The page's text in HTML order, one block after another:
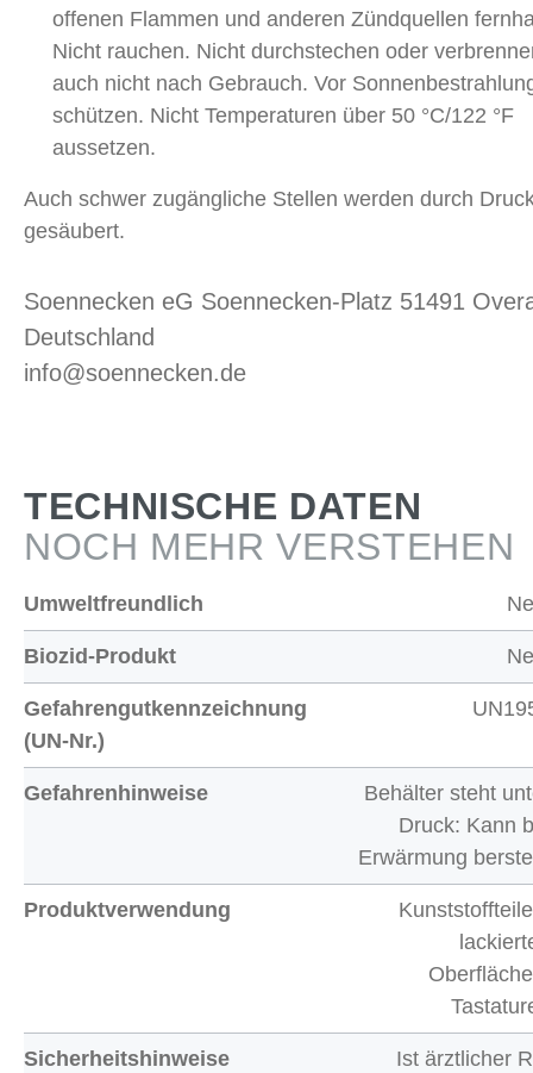
offenen Flammen und anderen Zündquellen
Nicht rauchen. Nicht durchstechen oder
auch nicht nach Gebrauch. Vor
schützen. Nicht Temperaturen über 50 °C/122 °F
aussetzen.
Auch schwer zugängliche Stellen werden durch
gesäubert.
Soennecken eG Soennecken-Platz 51491
Deutschland
info@soennecken.de
TECHNISCHE DATEN
NOCH MEHR VERSTEHEN
Umweltfreundlich
Biozid-Produkt
Gefahrengutkennzeichnung
(UN-Nr.)
Gefahrenhinweise
Behälter steht
Druck: Kann
Erwärmung
Produktverwendung
Sicherheitshinweise
Ist ärztlicher